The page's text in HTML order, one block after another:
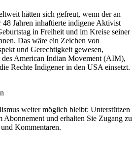
hätten sich gefreut, wenn der an
48 Jahren inhaftierte indigene Aktivist
in Freiheit und im Kreise seiner
Das wäre ein Zeichen von
und Gerechtigkeit gewesen,
des American Indian Movement (AIM),
Rechte Indigener in den USA einsetzt.
weiter möglich bleibt: Unterstützen
Abonnement und erhalten Sie Zugang zu
Kommentaren.